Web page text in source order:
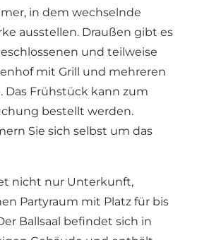
in dem wechselnde
ausstellen. Draußen gibt es
und teilweise
mit Grill und mehreren
Das Frühstück kann zum
bestellt werden.
Sie sich selbst um das
nicht nur Unterkunft,
Partyraum mit Platz für bis
Ballsaal befindet sich in